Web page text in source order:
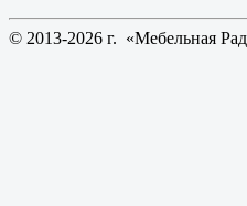
© 2013-2026 г. «Мебельная